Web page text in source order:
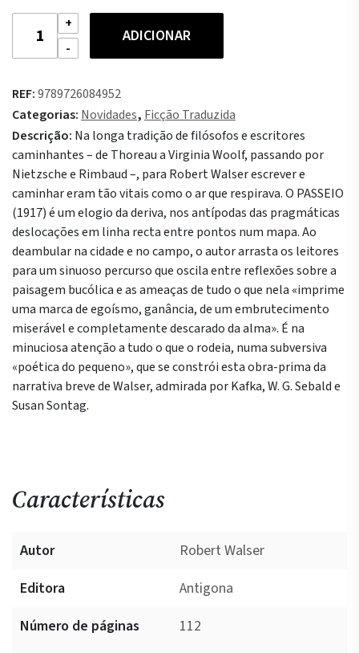
Quantidade
O
ADICIONAR
REF:9789726084952
Categorias: Novidades, Ficção Traduzida
Descrição: Na longa tradição de filósofos e escritores
caminhantes – de Thoreau a Virginia Woolf, passando por
Nietzsche e Rimbaud –, para Robert Walser escrever e
caminhar eram tão vitais como o ar que respirava. O PASSEIO
(1917) é um elogio da deriva, nos antípodas das pragmáticas
deslocações em linha recta entre pontos num mapa. Ao
deambular na cidade e no campo, o autor arrasta os leitores
para um sinuoso percurso que oscila entre reflexões sobre a
paisagem bucólica e as ameaças de tudo o que nela «imprime
uma marca de egoísmo, ganância, de um embrutecimento
miserável e completamente descarado da alma». É na
minuciosa atenção a tudo o que o rodeia, numa subversiva
«poética do pequeno», que se constrói esta obra-prima da
narrativa breve de Walser, admirada por Kafka, W. G. Sebald e
Susan Sontag.
Características
Autor
Robert Walser
Editora
Antigona
Número de páginas
112